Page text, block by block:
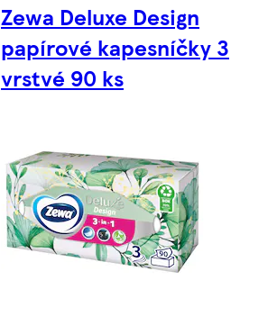
Zewa Deluxe Design
papírové kapesníčky 3
vrstvé 90 ks